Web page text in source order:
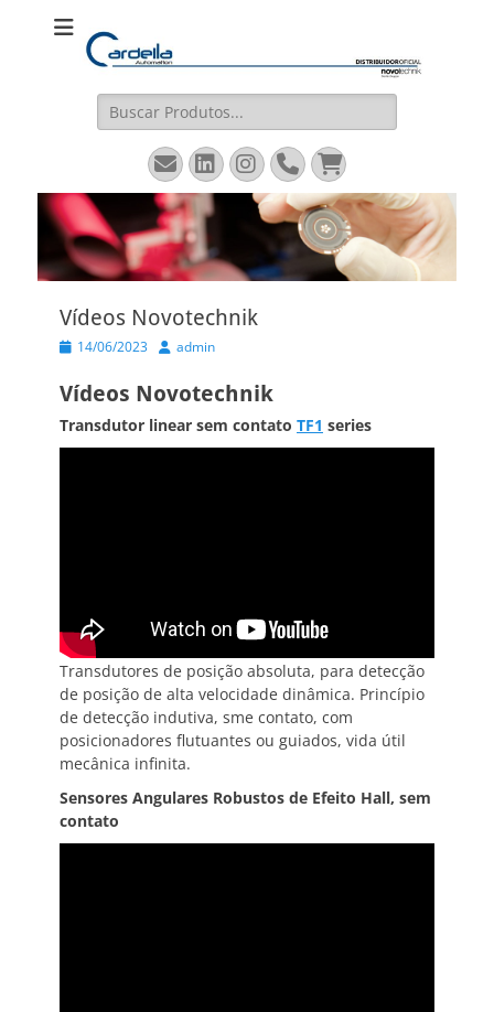
Automation
Distribuidor Oficial Novotechnik
Pesquisar
por:
EmailLinkedIn
Instagram
FoneCarrinho
Vídeos Novotechnik
Posted14/06/2023 Autoradmin
Vídeos Novotechnik
Transdutor linear sem contato TF1 series
Transdutores de posição absoluta, para detecção
de posição de alta velocidade dinâmica. Princípio
de detecção indutiva, sme contato, com
posicionadores flutuantes ou guiados, vida útil
mecânica infinita.
Sensores Angulares Robustos de Efeito Hall, sem
contato